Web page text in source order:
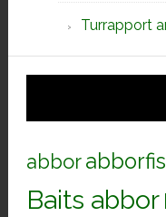
Turrapport
abbor
Baits abbor